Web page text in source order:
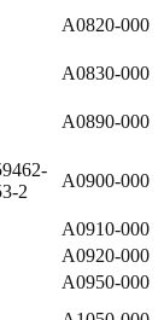
A0820-000
A0830-000
A0890-000
2
A0900-000
A0910-000
A0920-000
A0950-000